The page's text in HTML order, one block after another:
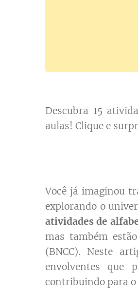
Descubra 15
aulas! Clique e
Você já imaginou
explorando o
atividades de
mas também
(BNCC). Neste
envolventes que
contribuindo para